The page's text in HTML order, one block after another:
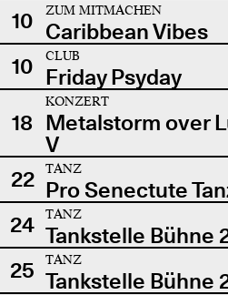
10
ZUM MITMACHEN
Caribbean Vibes
10
CLUB
Friday Psyday
18
KONZERT
Metalstorm over
V
22
TANZ
Pro Senectute
24
TANZ
Tankstelle Bühne
25
TANZ
Tankstelle Bühne